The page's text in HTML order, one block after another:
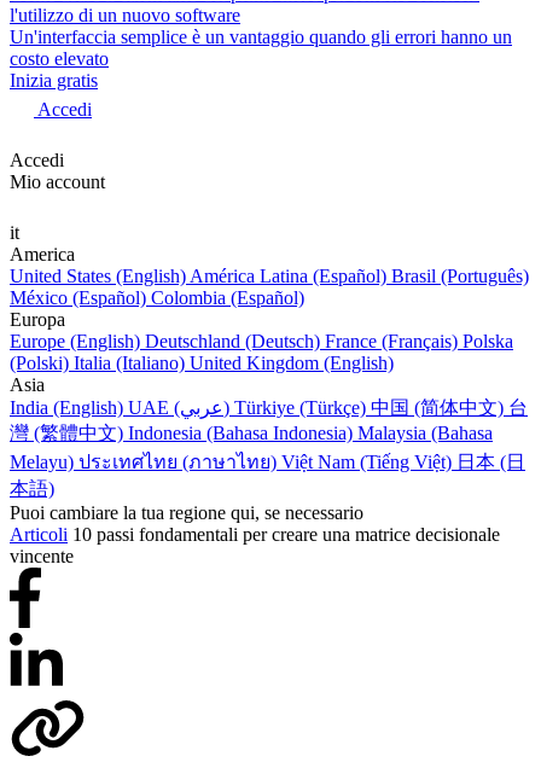
l'utilizzo di un nuovo software
Un'interfaccia semplice è un vantaggio quando gli errori hanno un
costo elevato
Inizia gratis
Accedi
Accedi
Mio account
it
America
United States (English) América Latina (Español) Brasil (Português)
México (Español) Colombia (Español)
Europa
Europe (English) Deutschland (Deutsch) France (Français) Polska
(Polski) Italia (Italiano) United Kingdom (English)
Asia
India (English)
UAE (عربي) Türkiye (Türkçe) 中国 (简体中文) 台
灣 (繁體中文) Indonesia (Bahasa Indonesia) Malaysia (Bahasa
Melayu) ประเทศไทย (ภาษาไทย) Việt Nam (Tiếng Việt) 日本 (日
本語)
Puoi cambiare la tua regione qui, se necessario
Articoli 10 passi fondamentali per creare una matrice decisionale
vincente